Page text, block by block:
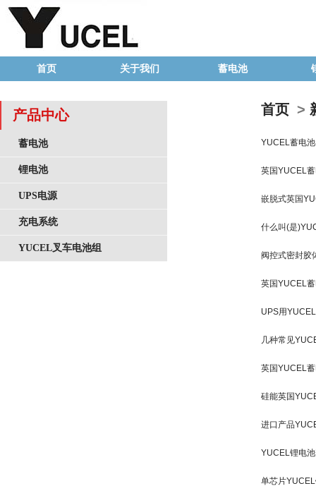
首页 关于我们 蓄电池
产品中心
蓄电池
锂电池
UPS电源
充电系统
YUCEL叉车电池组
首页 >
YUCEL蓄电
英国YUCEL
嵌脱式英国
什么叫(是
阀控式密封胶
英国YUCEL
UPS用
几种常见
英国YUCEL
硅能英国
进口产品
YUCEL锂电
单芯片